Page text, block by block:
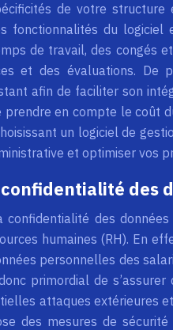
de votre
fonctionnalités du logiciel
de travail, des congés
et des évaluations. De
afin de faciliter son
en compte le coût
un logiciel de
et optimiser vos
des
confidentialité des
humaines (RH). En
personnelles des
primordial de
attaques extérieures
des mesures de